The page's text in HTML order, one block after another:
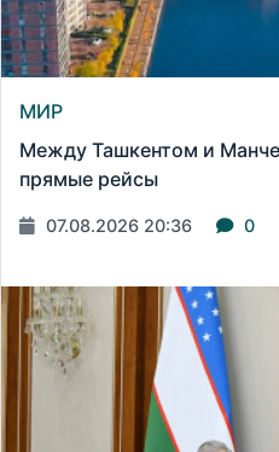
МИР
Между Ташкентом и
прямые рейсы
07.08.2026 20:36 0